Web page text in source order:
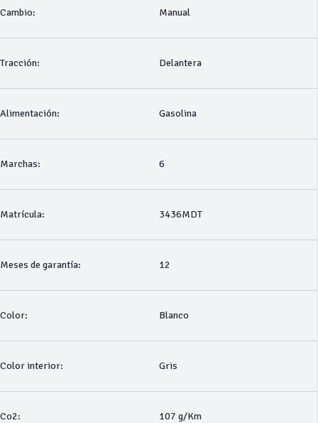
Cambio: Manual
Tracción: Delantera
Alimentación: Gasolina
Marchas: 6
Matrícula: 3436MDT
Meses de garantía: 12
Color: Blanco
Color interior: Gris
Co2: 107 g/Km